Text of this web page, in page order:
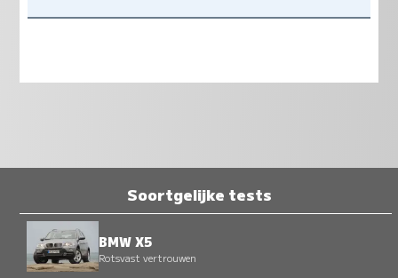
Soortgelijke tests
BMW X5
Rotsvast vertrouwen